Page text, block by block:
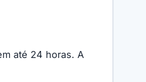
até 24 horas. A